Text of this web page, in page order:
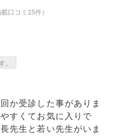
口コミ15件）
。
か受診した事がありま
すくてお気に入りで
先生と若い先生がいま